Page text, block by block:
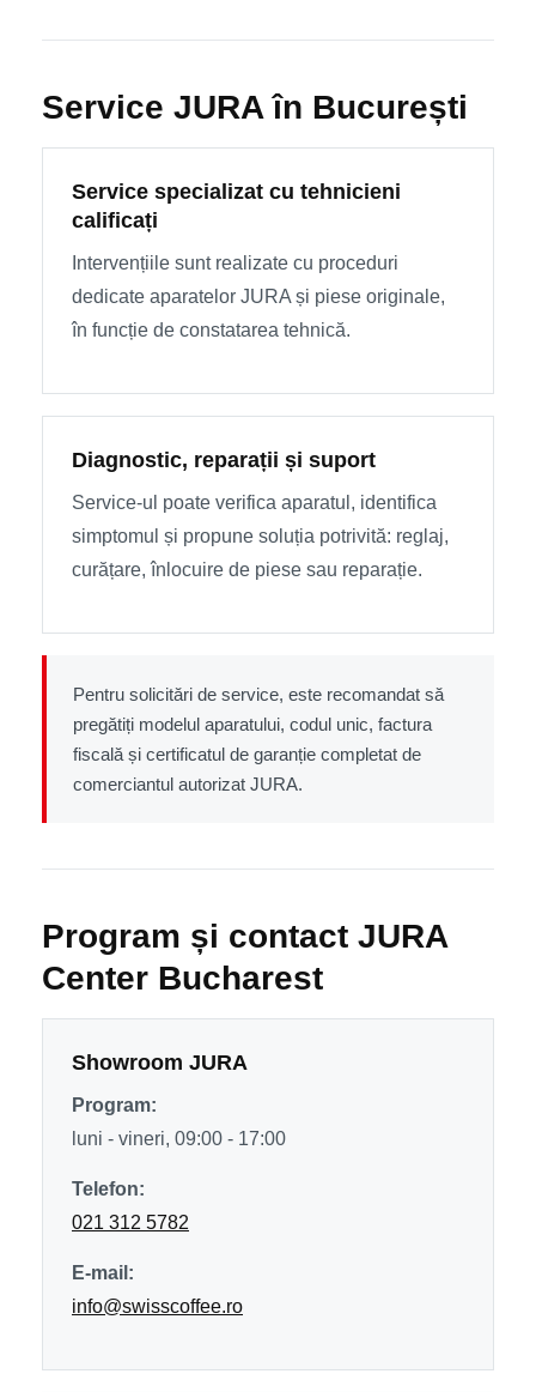
Service JURA în București
Service specializat cu tehnicieni
calificați
Intervențiile sunt realizate cu proceduri
dedicate aparatelor JURA și piese originale,
în funcție de constatarea tehnică.
Diagnostic, reparații și suport
Service-ul poate verifica aparatul, identifica
simptomul și propune soluția potrivită: reglaj,
curățare, înlocuire de piese sau reparație.
Pentru solicitări de service, este recomandat să
pregătiți modelul aparatului, codul unic, factura
fiscală și certificatul de garanție completat de
comerciantul autorizat JURA.
Program și contact JURA
Center Bucharest
Showroom JURA
Program:
luni - vineri, 09:00 - 17:00
Telefon:
021 312 5782
E-mail:
info@swisscoffee.ro